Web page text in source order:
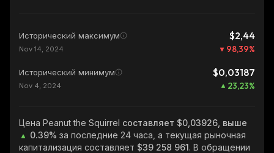
Исторический максимум $2,44
Nov 14, 2024 98,39%
Исторический минимум $0,03187
Nov 4, 2024 23,23%
Цена Peanut the Squirrel составляет $0,03926, выше
0.39% за последние 24 часа, а текущая рыночная
капитализация составляет $39 258 961. В обращении